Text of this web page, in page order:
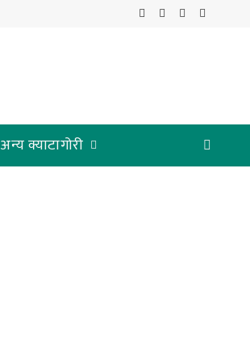
Facebook
X
Instagram
YouTube
अन्य क्याटागोरी